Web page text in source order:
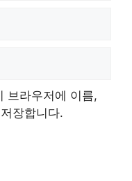
브라우저에 이름,
장합니다.